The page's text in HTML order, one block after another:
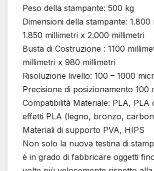
Peso della stampante: 500 kg
Dimensioni della stampante: 1.800
1.850 millimetri x 2.000 millimetri
Busta di Costruzione : 1100
millimetri x 980 millimetri
Risoluzione livello: 100 – 1000
Precisione di posizionamento 100
Compatibilità Materiale: PLA, PLA
effetti PLA (legno, bronzo,
Materiali di supporto PVA, HIPS
Non solo la nuova testina di
è in grado di fabbricare oggetti